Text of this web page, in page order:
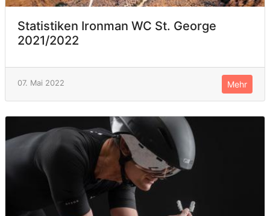
Statistiken Ironman WC St. George
2021/2022
07. Mai 2022 Mehr